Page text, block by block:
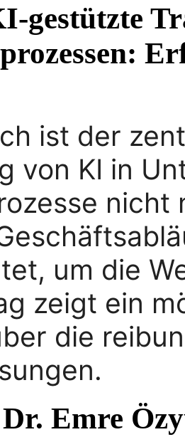
gestützte
ist der
von KI in
um die
zeigt ein
die
Emre